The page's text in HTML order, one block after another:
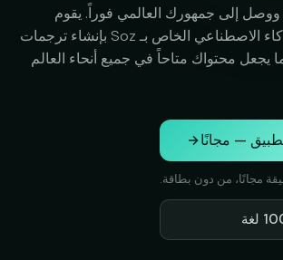
ووصل إلى جمهورك العالمي فوراً. يقوم
مترجم الفيديو بالذكاء الاصطناعي الخاص بـ Soz بإنشاء ترجمات
محتواك متاحاً في جميع أنحاء العالم
— مجانًا